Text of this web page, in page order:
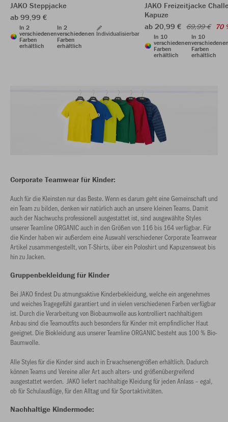
JAKO Steppjacke
ab 99,99 €
In 2
verschiedenen
Farben
erhältlich
In 2
verschiedenen
Farben
erhältlich
Individualisierbar
JAKO Freizeitjacke
Kapuze
ab 20,99 € 69,99 € 70
In 10
verschiedenen
Farben
erhältlich
In 10
Farben
erhältlich
Corporate Teamwear für Kinder:
Auch für die Kleinsten nur das Beste. Wenn es darum geht eine Gemeinschaft und
ein Team zu bilden, denken wir natürlich auch an unsere kleinen Teams. Damit
auch der Nachwuchs professionell ausgestattet ist, sind ausgewählte Styles
unserer Teamline ORGANIC auch in den Größen von 116 bis 164 verfügbar. Für
die Kinder haben wir außerdem eine Auswahl verschiedener Corporate Teamwear
Artikel zusammengestellt, von T-Shirts, über ein Poloshirt und Kapuzensweat bis
hin zu Jacken.
Gruppenbekleidung für Kinder
Bei JAKO findest Du atmungsaktive Kinderbekleidung, welche ein angenehmes
und weiches Tragegefühl garantiert und in vielen verschiedenen Farben verfügbar
ist. Durch die Verarbeitung von Biobaumwolle aus kontrolliert nachhaltigem
Anbau sind die Teamoutfits auch besonders für Kinder mit empfindlicher Haut
geeignet. Die Biokleidung aus unserer Teamline ORGANIC besteht aus 100 % Bio-
Baumwolle.
Alle Styles für die Kinder sind auch in Erwachsenengrößen erhältlich. Dadurch
können Teams und Vereine aller Art auch alters- und größenübergreifend
ausgestattet werden. JAKO liefert nachhaltige Kleidung für jeden Anlass – egal,
ob für Schulausflüge, für den Alltag und für Sportaktivitäten.
Nachhaltige Kindermode: